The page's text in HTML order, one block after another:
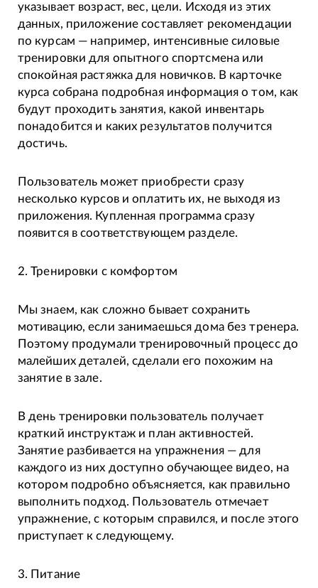
указывает возраст, вес, цели. Исходя из этих
данных, приложение составляет рекомендации
по курсам — например, интенсивные силовые
тренировки для опытного спортсмена или
спокойная растяжка для новичков. В карточке
курса собрана подробная информация о том, как
будут проходить занятия, какой инвентарь
понадобится и каких результатов получится
достичь.
Пользователь может приобрести сразу
несколько курсов и оплатить их, не выходя из
приложения. Купленная программа сразу
появится в соответствующем разделе.
2. Тренировки с комфортом
Мы знаем, как сложно бывает сохранить
мотивацию, если занимаешься дома без тренера.
Поэтому продумали тренировочный процесс до
малейших деталей, сделали его похожим на
занятие в зале.
В день тренировки пользователь получает
краткий инструктаж и план активностей.
Занятие разбивается на упражнения — для
каждого из них доступно обучающее видео, на
котором подробно объясняется, как правильно
выполнить подход. Пользователь отмечает
упражнение, с которым справился, и после этого
приступает к следующему.
3. Питание